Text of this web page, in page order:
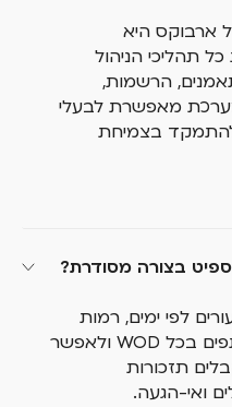
ארבוקס היא
תהליכי הניהול
הרשמות,
מאפשרת לבעלי
ולהתמקד בצמיחת
בצורה מסודרת?
לפי ימים, רמות
ומדריכים, להגביל מספר משתתפים בכל WOD ולאפשר
תזכורות
ואי-הגעה.